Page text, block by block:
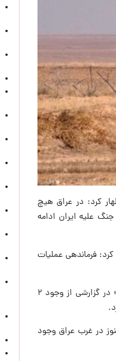
کرد: در عراق هیچ
اتفاق افتاده، عملیاتی بوده که ظرف ۴۸ ساعت در طول جنگ علیه ایران ادامه
کرد: فرماندهی عملیات
به نوشته روزنامه «الاخبار» چاپ لبنان، این تکذیب رسمی چند روز پس از آن رسانه‌ای شد که روزنامه «نیویورک تایمز» در گزارشی از وجود ۲
در غرب عراق وجود